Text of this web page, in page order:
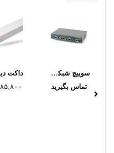
سوييچ شبکه سيسکو مدل WS-C2960G-8TC-L
تماس بگیرید
۸۵,۸۰۰